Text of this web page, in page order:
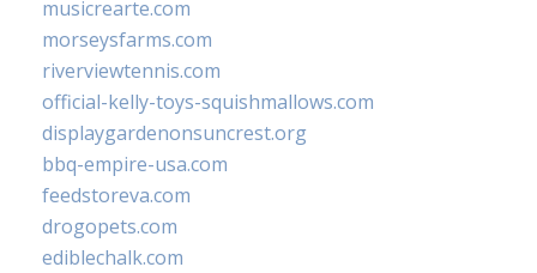
musicrearte.com
morseysfarms.com
riverviewtennis.com
official-kelly-toys-squishmallows.com
displaygardenonsuncrest.org
bbq-empire-usa.com
feedstoreva.com
drogopets.com
ediblechalk.com